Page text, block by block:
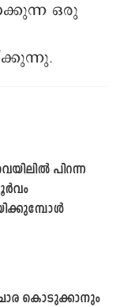
ഒരു
പിറന്ന
കൊടുക്കാനും